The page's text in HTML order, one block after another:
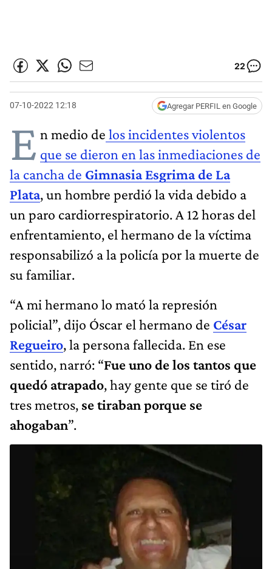
22
07-10-2022 12:18 Agregar PERFIL en Google
E n medio de los incidentes violentos
que se dieron en las inmediaciones de
la cancha de Gimnasia Esgrima de La
Plata, un hombre perdió la vida debido a
un paro cardiorrespiratorio. A 12 horas del
enfrentamiento, el hermano de la víctima
responsabilizó a la policía por la muerte de
su familiar.
“A mi hermano lo mató la represión
policial”, dijo Óscar el hermano de César
Regueiro, la persona fallecida. En ese
sentido, narró: “Fue uno de los tantos que
quedó atrapado, hay gente que se tiró de
tres metros, se tiraban porque se
ahogaban”.